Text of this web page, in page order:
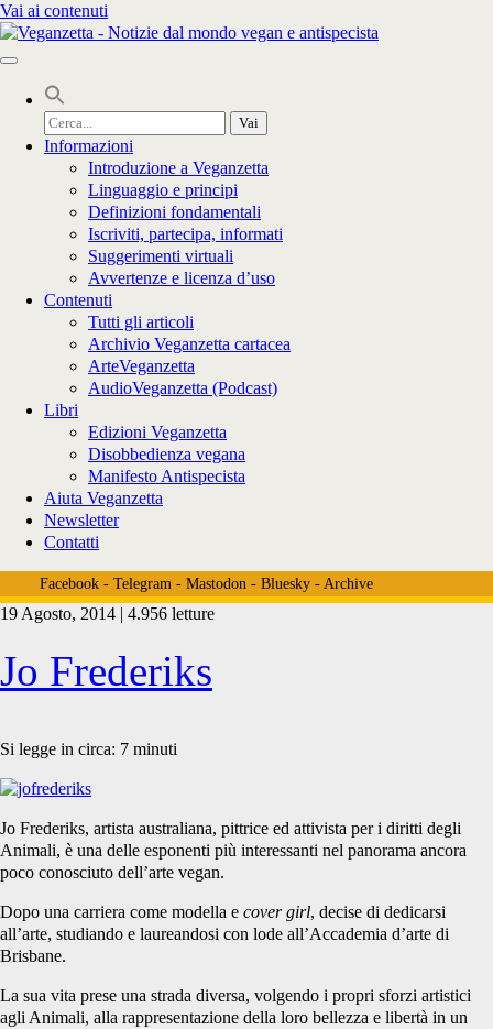
Vai ai contenuti
Cerca
per:
Informazioni
Introduzione a Veganzetta
Linguaggio e principi
Definizioni fondamentali
Iscriviti, partecipa, informati
Suggerimenti virtuali
Avvertenze e licenza d’uso
Contenuti
Tutti gli articoli
Archivio Veganzetta cartacea
ArteVeganzetta
AudioVeganzetta (Podcast)
Libri
Edizioni Veganzetta
Disobbedienza vegana
Manifesto Antispecista
Aiuta Veganzetta
Newsletter
Contatti
Facebook- Telegram- Mastodon- Bluesky- Archive
Tag:
<span>Julie
McHenry</span>
19 Agosto, 2014 | 4.956 letture
Jo Frederiks
Si legge in circa: 7 minuti
Jo Frederiks, artista australiana, pittrice ed attivista per i diritti degli
Animali, è una delle esponenti più interessanti nel panorama ancora
poco conosciuto dell’arte vegan.
Dopo una carriera come modella e cover girl, decise di dedicarsi
all’arte, studiando e laureandosi con lode all’Accademia d’arte di
Brisbane.
La sua vita prese una strada diversa, volgendo i propri sforzi artistici
agli Animali, alla rappresentazione della loro bellezza e libertà in un